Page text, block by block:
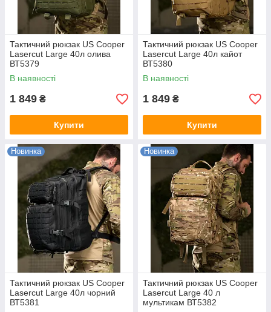
Тактичний рюкзак US Cooper
Lasercut Large 40л олива
ВТ5379
В наявності
1 849 ₴
Купити
Тактичний рюкзак US Cooper
Lasercut Large 40л кайот
ВТ5380
В наявності
1 849 ₴
Купити
Новинка
Тактичний рюкзак US Cooper
Lasercut Large 40л чорний
ВТ5381
Новинка
Тактичний рюкзак US Cooper
Lasercut Large 40 л
мультикам ВТ5382